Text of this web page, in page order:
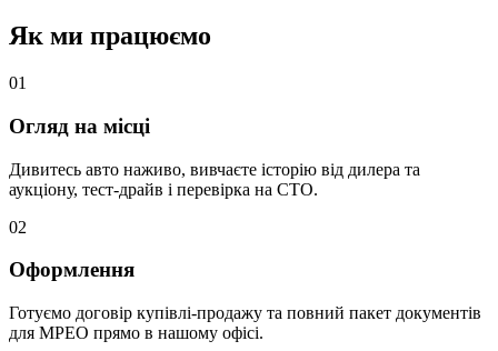
Як ми працюємо
01
Огляд на місці
Дивитесь авто наживо, вивчаєте історію від дилера та
аукціону, тест-драйв і перевірка на СТО.
02
Оформлення
Готуємо договір купівлі-продажу та повний пакет документів
для МРЕО прямо в нашому офісі.